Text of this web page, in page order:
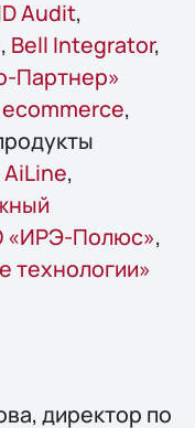
Audit,
, Bell Integrator,
Партнер»
,
AiLine,
«ИРЭ-Полюс»,
технологии»
директор по